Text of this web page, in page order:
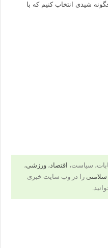
شیدی انتخاب کنیم که با
سیاست، اقتصاد، ورزشی،
سلامتی را در وب سایت خبری